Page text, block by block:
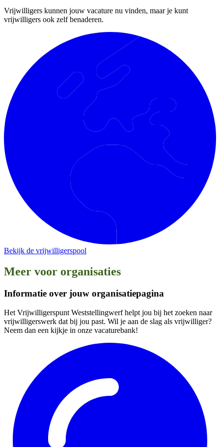
Vrijwilligers kunnen jouw vacature nu vinden, maar je kunt
vrijwilligers ook zelf benaderen.
Bekijk de vrijwilligerspool
Meer voor organisaties
Informatie over jouw organisatiepagina
Het Vrijwilligerspunt Weststellingwerf helpt jou bij het zoeken naar
vrijwilligerswerk dat bij jou past. Wil je aan de slag als vrijwilliger?
Neem dan een kijkje in onze vacaturebank!